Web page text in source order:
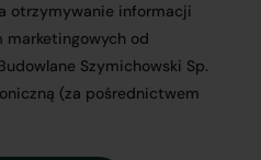
otrzymywanie informacji
marketingowych od
Szymichowski Sp.
(za pośrednictwem